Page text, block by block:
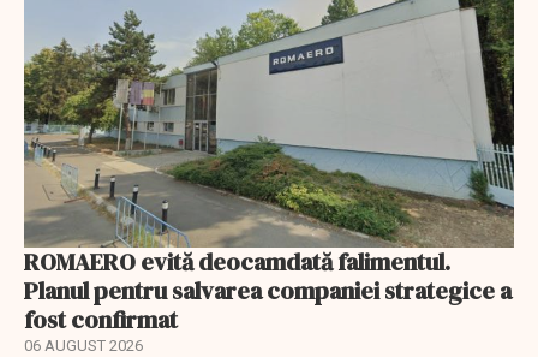
ROMAERO evită deocamdată falimentul.
Planul pentru salvarea companiei strategice a
fost confirmat
06 AUGUST 2026